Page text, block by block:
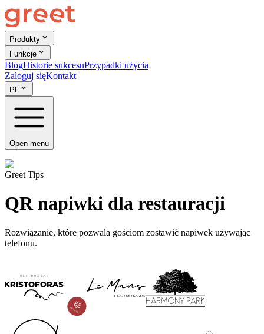
Produkty
Funkcje
BlogHistorie sukcesuPrzypadki użycia
Zaloguj sięKontakt
PL
Open menu
Greet Tips
QR napiwki dla restauracji
Rozwiązanie, które pozwala gościom zostawić napiwek używając
telefonu.